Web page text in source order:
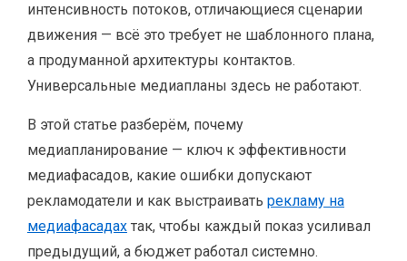
интенсивность потоков, отличающиеся сценарии
движения — всё это требует не шаблонного плана,
а продуманной архитектуры контактов.
Универсальные медиапланы здесь не работают.
В этой статье разберём, почему
медиапланирование — ключ к эффективности
медиафасадов, какие ошибки допускают
рекламодатели и как выстраивать рекламу на
медиафасадах так, чтобы каждый показ усиливал
предыдущий, а бюджет работал системно.